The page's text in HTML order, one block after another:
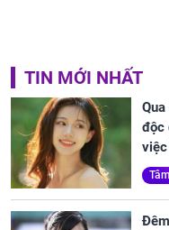
TIN MỚI NHẤT
độc